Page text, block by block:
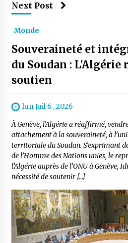
Next Post
Monde
Souveraineté et
du Soudan :
soutien
lun Juil 6 , 2026
À Genève, l’Algérie a réaffirmé,
attachement à la souveraineté, à
territoriale du Soudan. S’exprimant
de l’Homme des Nations unies, le
l’Algérie auprès de l’ONU à Genève,
nécessité de soutenir […]